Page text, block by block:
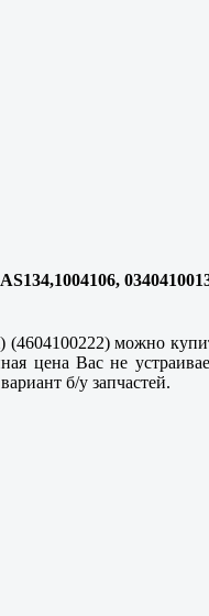
можно
цена Вас не
б/у запчастей.